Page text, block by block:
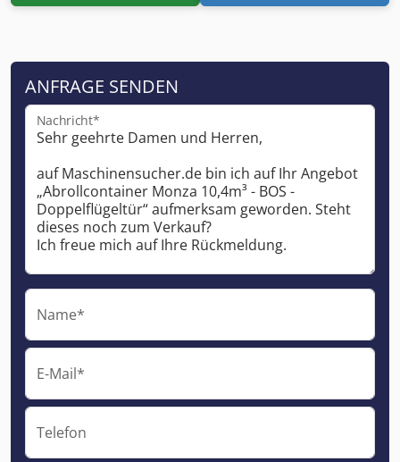
ANFRAGE SENDEN
Nachricht*
Name*
E-Mail*
Telefon